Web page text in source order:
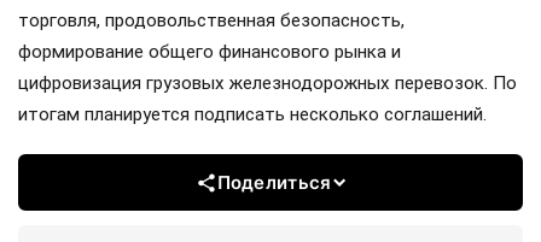
торговля, продовольственная безопасность,
формирование общего финансового рынка и
цифровизация грузовых железнодорожных перевозок. По
итогам планируется подписать несколько соглашений.
Поделиться